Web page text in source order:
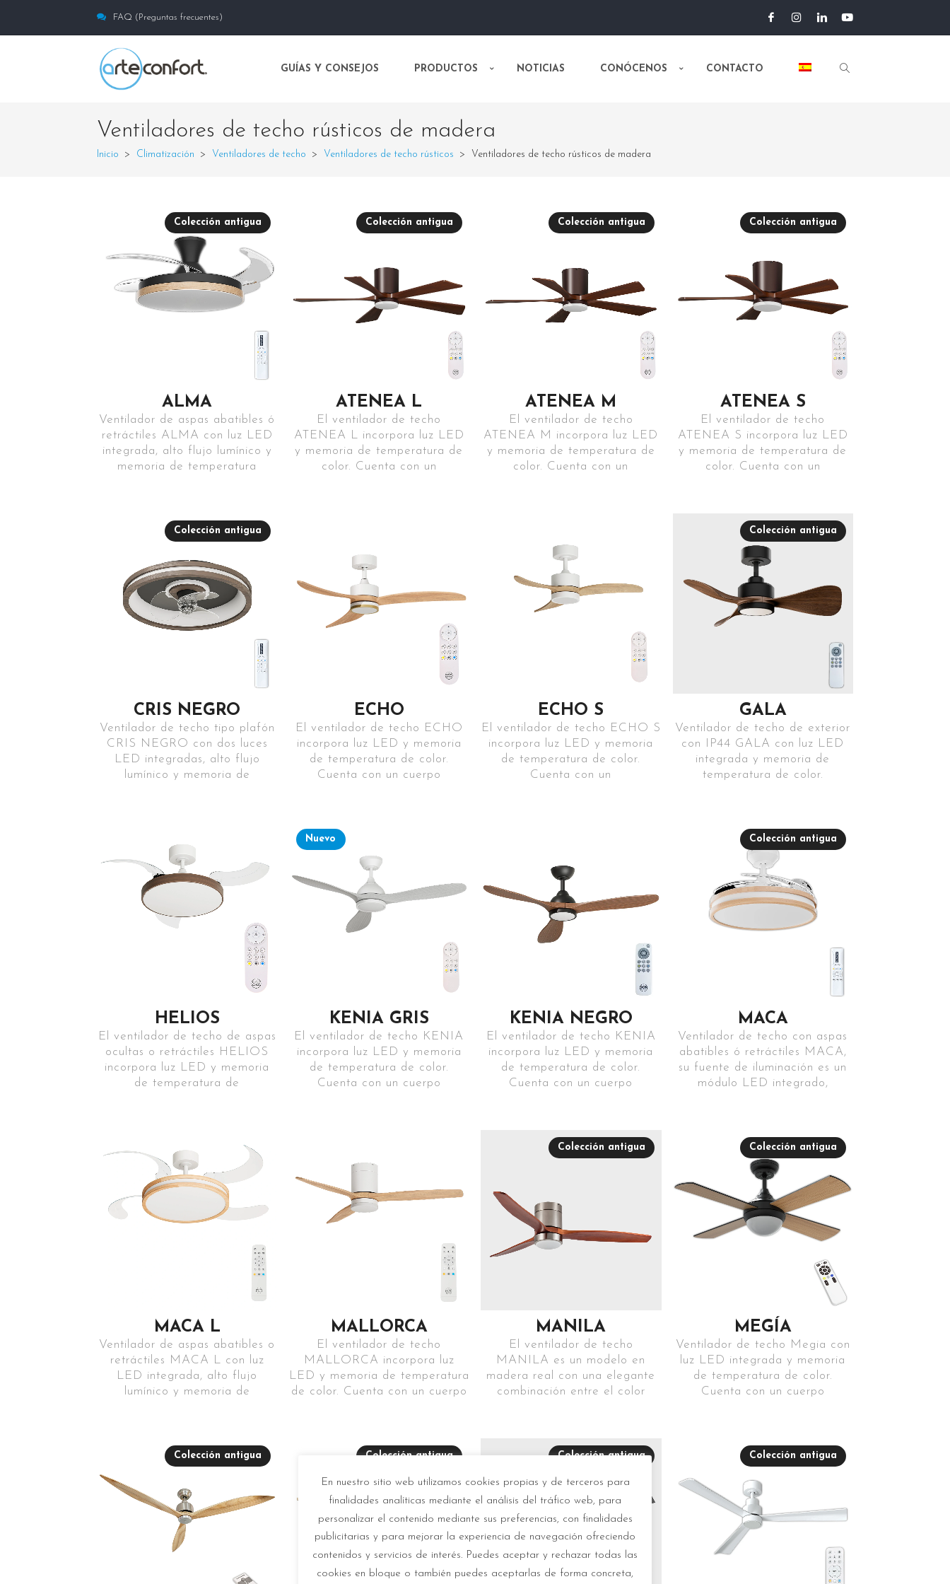
FAQ (Preguntas frecuentes)
GUÍAS Y CONSEJOS PRODUCTOS NOTICIAS CONÓCENOS CONTACTO
Ventiladores de techo rústicos de madera
Inicio > Climatización > Ventiladores de techo > Ventiladores de techo rústicos > Ventiladores de techo rústicos de madera
Colección antigua
ALMA
Ventilador de aspas abatibles ó
retráctiles ALMA con luz LED
integrada, alto flujo lumínico y
memoria de temperatura
Colección antigua
ATENEA L
El ventilador de techo
ATENEA L incorpora luz LED
y memoria de temperatura de
color. Cuenta con un
Colección antigua
ATENEA M
El ventilador de techo
ATENEA M incorpora luz LED
y memoria de temperatura de
color. Cuenta con un
Colección antigua
ATENEA S
El ventilador de techo
ATENEA S incorpora luz LED
y memoria de temperatura de
color. Cuenta con un
Colección antigua
CRIS NEGRO
Ventilador de techo tipo plafón
CRIS NEGRO con dos luces
LED integradas, alto flujo
lumínico y memoria de
ECHO
El ventilador de techo ECHO
incorpora luz LED y memoria
de temperatura de color.
Cuenta con un cuerpo
ECHO S
El ventilador de techo ECHO S
incorpora luz LED y memoria
de temperatura de color.
Cuenta con un
Colección antigua
GALA
Ventilador de techo de exterior
con IP44 GALA con luz LED
integrada y memoria de
temperatura de color.
HELIOS
El ventilador de techo de aspas
ocultas o retráctiles HELIOS
incorpora luz LED y memoria
de temperatura de
Nuevo
KENIA GRIS
El ventilador de techo KENIA
incorpora luz LED y memoria
de temperatura de color.
Cuenta con un cuerpo
KENIA NEGRO
El ventilador de techo KENIA
incorpora luz LED y memoria
de temperatura de color.
Cuenta con un cuerpo
Colección antigua
MACA
Ventilador de techo con aspas
abatibles ó retráctiles MACA,
su fuente de iluminación es un
módulo LED integrado,
MACA L
Ventilador de aspas abatibles o
retráctiles MACA L con luz
LED integrada, alto flujo
lumínico y memoria de
MALLORCA
El ventilador de techo
MALLORCA incorpora luz
LED y memoria de temperatura
de color. Cuenta con un cuerpo
Colección antigua
MANILA
El ventilador de techo
MANILA es un modelo en
madera real con una elegante
combinación entre el color
Colección antigua
MEGÍA
Ventilador de techo Megia con
luz LED integrada y memoria
de temperatura de color.
Cuenta con un cuerpo
Colección antigua Colección antigua Colección antigua Colección antigua
En nuestro sitio web utilizamos cookies propias y de terceros para
finalidades analíticas mediante el análisis del tráfico web, para
personalizar el contenido mediante sus preferencias, con finalidades
publicitarias y para mejorar la experiencia de navegación ofreciendo
contenidos y servicios de interés. Puedes aceptar y rechazar todas las
cookies en bloque o también puedes aceptarlas de forma concreta,